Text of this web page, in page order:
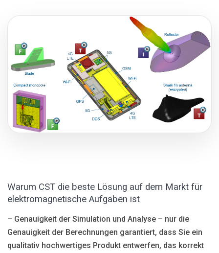
Warum CST die beste Lösung auf dem Markt für
elektromagnetische Aufgaben ist
– Genauigkeit der Simulation und Analyse – nur die
Genauigkeit der Berechnungen garantiert, dass Sie ein
qualitativ hochwertiges Produkt entwerfen, das korrekt